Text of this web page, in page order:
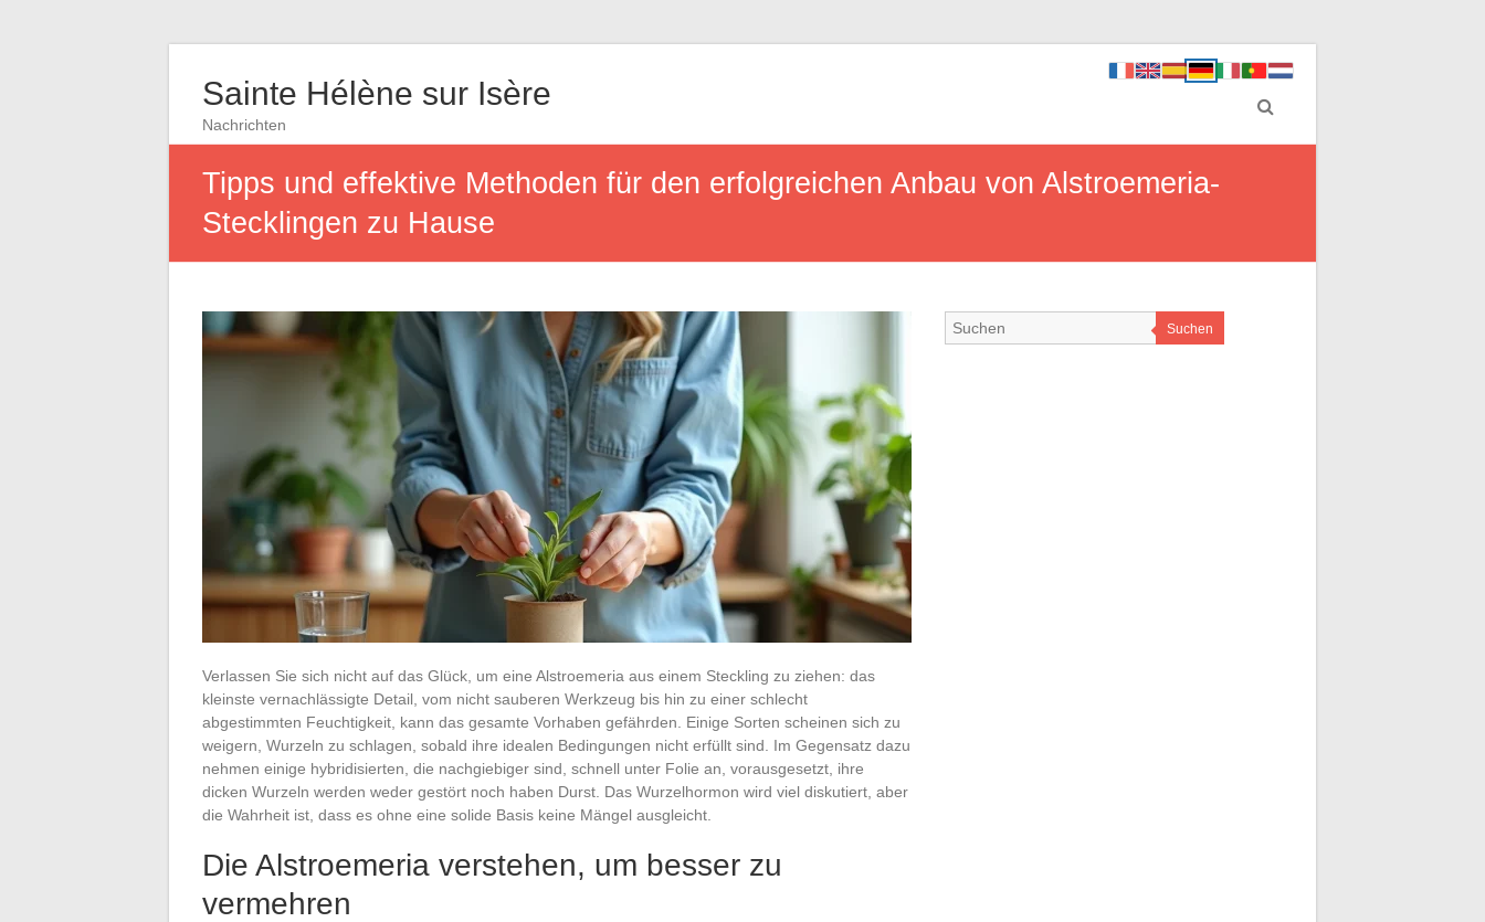
Sainte Hélène sur Isère
Nachrichten
Tipps und effektive Methoden für den erfolgreichen Anbau von Alstroemeria-
Stecklingen zu Hause
Verlassen Sie sich nicht auf das Glück, um eine Alstroemeria aus einem Steckling zu ziehen: das
kleinste vernachlässigte Detail, vom nicht sauberen Werkzeug bis hin zu einer schlecht
abgestimmten Feuchtigkeit, kann das gesamte Vorhaben gefährden. Einige Sorten scheinen sich zu
weigern, Wurzeln zu schlagen, sobald ihre idealen Bedingungen nicht erfüllt sind. Im Gegensatz dazu
nehmen einige hybridisierten, die nachgiebiger sind, schnell unter Folie an, vorausgesetzt, ihre
dicken Wurzeln werden weder gestört noch haben Durst. Das Wurzelhormon wird viel diskutiert, aber
die Wahrheit ist, dass es ohne eine solide Basis keine Mängel ausgleicht.
Die Alstroemeria verstehen, um besser zu
vermehren
Suchen